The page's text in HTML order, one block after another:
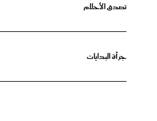
تصدق الأحلام
جرأة البدايات